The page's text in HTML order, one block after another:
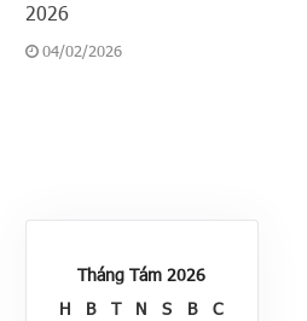
2026
04/02/2026
Tháng Tám 2026
H
B T N S B
C